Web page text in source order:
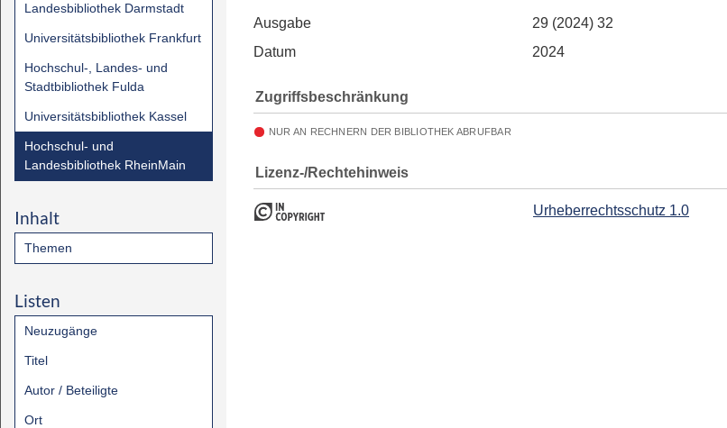
Landesbibliothek Darmstadt
Universitätsbibliothek Frankfurt
Hochschul-, Landes- und
Stadtbibliothek Fulda
Universitätsbibliothek Kassel
Hochschul- und
Landesbibliothek RheinMain
Inhalt
Themen
Listen
Neuzugänge
Titel
Autor / Beteiligte
Ort
Ausgabe
29 (2024) 32
Datum
2024
Zugriffsbeschränkung
NUR AN RECHNERN DER BIBLIOTHEK ABRUFBAR
Lizenz-/Rechtehinweis
Urheberrechtsschutz 1.0